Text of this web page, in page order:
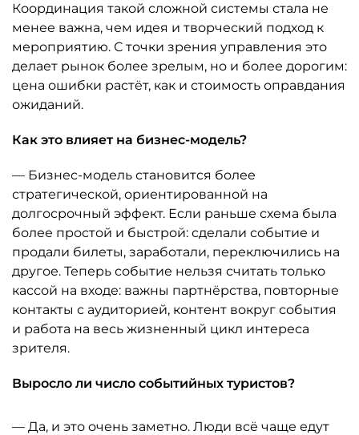
Координация такой сложной системы стала не
менее важна, чем идея и творческий подход к
мероприятию. С точки зрения управления это
делает рынок более зрелым, но и более дорогим:
цена ошибки растёт, как и стоимость оправдания
ожиданий.
Как это влияет на бизнес-модель?
— Бизнес-модель становится более
стратегической, ориентированной на
долгосрочный эффект. Если раньше схема была
более простой и быстрой: сделали событие и
продали билеты, заработали, переключились на
другое. Теперь событие нельзя считать только
кассой на входе: важны партнёрства, повторные
контакты с аудиторией, контент вокруг события
и работа на весь жизненный цикл интереса
зрителя.
Выросло ли число событийных туристов?
— Да, и это очень заметно. Люди всё чаще едут